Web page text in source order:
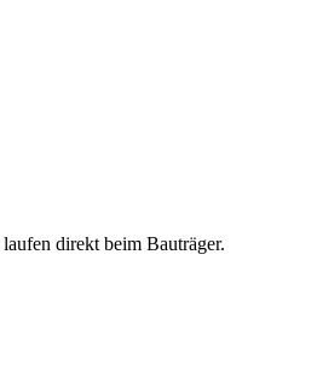
direkt beim Bauträger.